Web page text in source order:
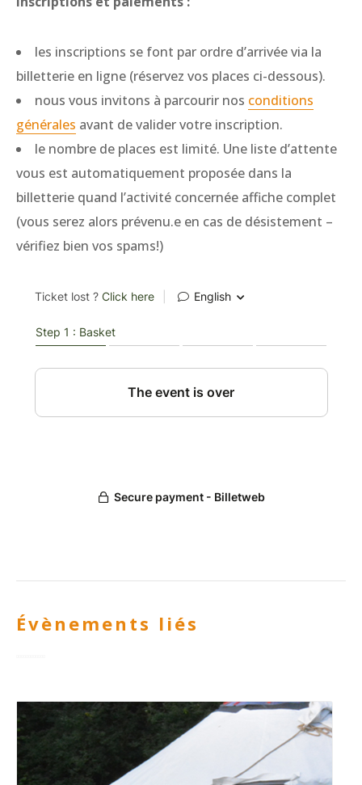
les inscriptions se font par ordre d’arrivée via la
billetterie en ligne (réservez vos places ci-dessous).
nous vous invitons à parcourir nos conditions
générales avant de valider votre inscription.
le nombre de places est limité. Une liste d’attente
vous est automatiquement proposée dans la
billetterie quand l’activité concernée affiche complet
(vous serez alors prévenu.e en cas de désistement –
vérifiez bien vos spams!)
Évènements liés